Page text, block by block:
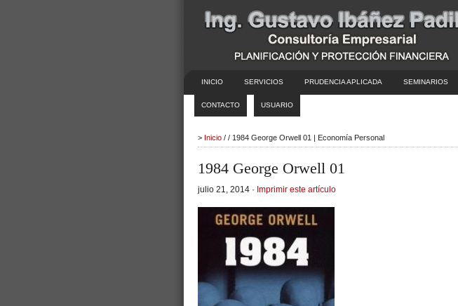
INICIO SERVICIOS PRUDENCIA APLICADA SEMINARIOS
CONTACTO USUARIO
> Inicio / / 1984 George Orwell 01 | Economía Personal
1984 George Orwell 01
julio 21, 2014 · Imprimir este artículo